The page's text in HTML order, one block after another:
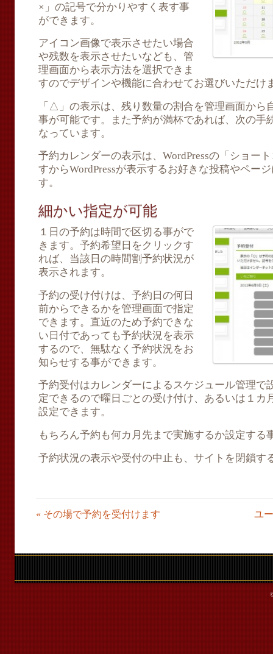
×」の記号で分かりやすく表す事
ができます。
アイコン画像で表示させたい場合
や残数を表示させたいなども、管
理画面から表示方法を選択できま
すのでデザインや機能に合わせてお選びいただけ
「△」の表示は、残り数量の割合を管理画面から
事が可能です。また予約が満杯であれば、次の手
なっています。
予約カレンダーの表示は、WordPressの「ショー
すからWordPressが表示するお好きな投稿やペー
す。
細かい指定が可能
１日の予約は時間で区切る事がで
きます。予約希望日をクリックす
れば、当該日の時間割予約状況が
表示されます。
予約の受け付けは、予約日の何日
前からできるかを管理画面で指定
できます。直近のため予約できな
い日付であっても予約状況を表示
するので、無駄なく予約状況をお
知らせする事ができます。
予約受付はカレンダーによるスケジュール管理で
定できるので曜日ごとの受け付け、あるいは１カ
設定できます。
もちろん予約も何カ月先まで実施するか設定する
予約状況の表示や受付の中止も、サイトを閉鎖す
« その場で予約を受付けます ユ